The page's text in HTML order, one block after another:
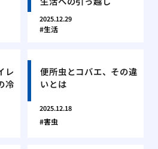
2025.12.29
生活
レ
冷
便所虫とコバエ、その違
いとは
2025.12.18
害虫